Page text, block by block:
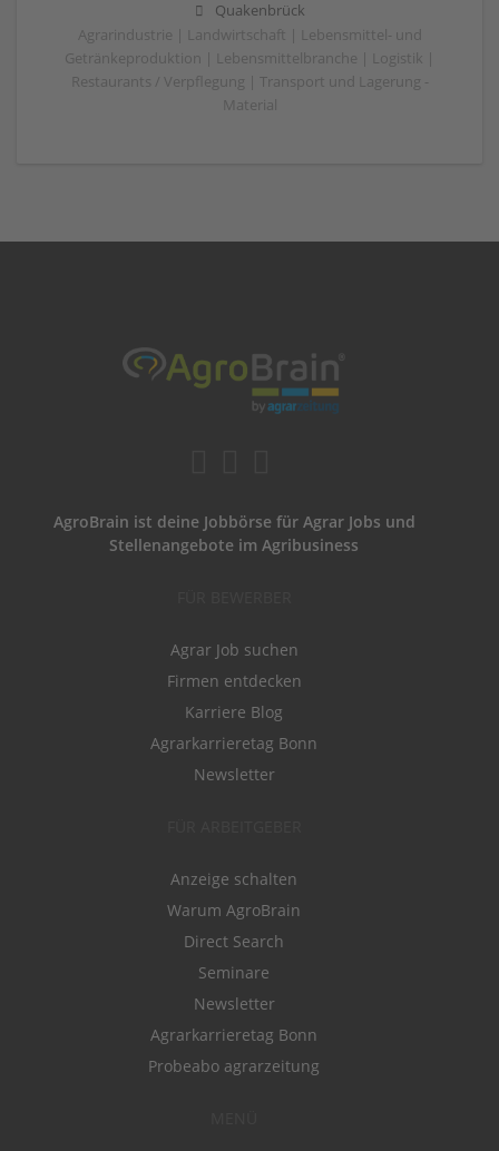
Quakenbrück
Agrarindustrie | Landwirtschaft | Lebensmittel- und
Getränkeproduktion | Lebensmittelbranche | Logistik |
Restaurants / Verpflegung | Transport und Lagerung -
Material
AgroBrain ist deine Jobbörse für Agrar Jobs und
Stellenangebote im Agribusiness
Agrar Job suchen
Firmen entdecken
Karriere Blog
Agrarkarrieretag Bonn
Newsletter
Anzeige schalten
Warum AgroBrain
Direct Search
Seminare
Newsletter
Agrarkarrieretag Bonn
Probeabo agrarzeitung